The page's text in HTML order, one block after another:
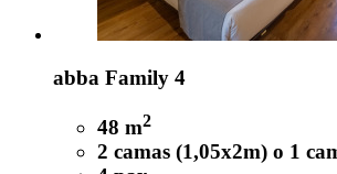
abba Family 4
48 m2
2 camas (1,05x2m) o 1